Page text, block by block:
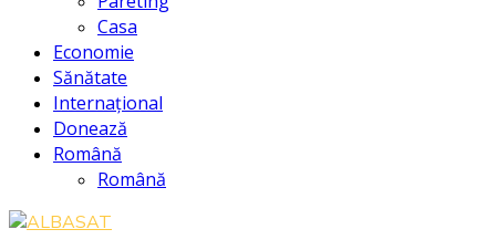
Casa
Economie
Sănătate
Internațional
Donează
Română
Română